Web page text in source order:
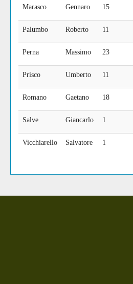
Marasco Gennaro 15
Palumbo Roberto 11
Perna Massimo 23
Prisco Umberto 11
Romano Gaetano 18
Salve Giancarlo 1
Vicchiarello Salvatore 1